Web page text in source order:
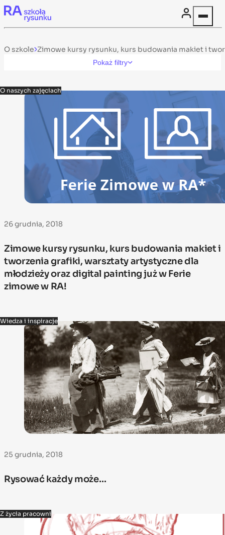
Skip to content
O szkole Zimowe kursy rysunku, kurs budowania makiet i
Pokaż filtry
O naszych zajęciach
26 grudnia, 2018
Zimowe kursy rysunku, kurs budowania makiet i
tworzenia grafiki, warsztaty artystyczne dla
młodzieży oraz digital painting już w Ferie
zimowe w RA!
Wiedza i inspiracje
25 grudnia, 2018
Rysować każdy może…
Z życia pracowni